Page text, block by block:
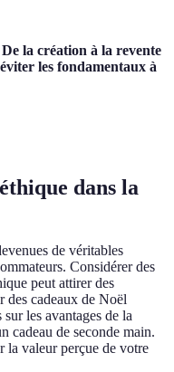
la création à la revente
éviter les fondamentaux à
dans la
de véritables
Considérer des
peut attirer des
des cadeaux de Noël
les avantages de la
cadeau de seconde main.
la valeur perçue de votre